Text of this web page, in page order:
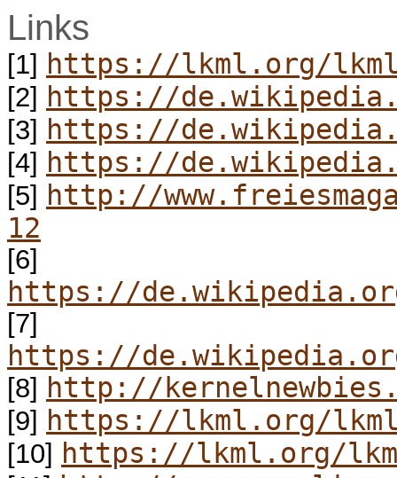
Links
[1] https://lkml.org/
[2] https://
[3] https://
[4] https://
[5] http://
12
[6]
https://
[7]
https://
[8] http://
[9] https://lkml.org/
[10] https://lkml.org/